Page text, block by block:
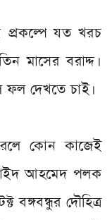
প্রকল্পে যত খরচ
মাসের বরাদ্দ।
ফল দেখতে চাই।
কোন কাজেই
আহমেদ পলক
বঙ্গবন্ধুর দৌহিত্র